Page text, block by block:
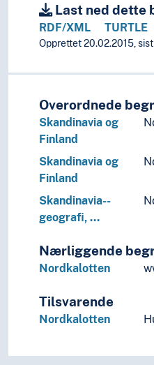
Last ned dette
RDF/XML TURTLE
Opprettet 20.02.2015,
Overordnede
Skandinavia og
Finland
Skandinavia og
Finland
Skandinavia--
geografi, …
Nærliggende
Nordkalotten
Tilsvarende
Nordkalotten